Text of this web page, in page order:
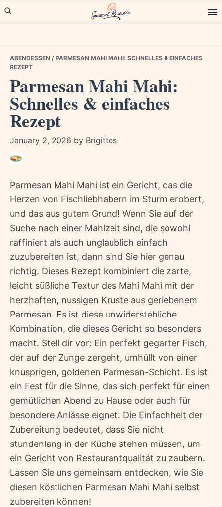
Skip
to
Skip
to
Skip
to
ABENDESSEN / PARMESAN MAHI MAHI: SCHNELLES & EINFACHES
REZEPT
Parmesan Mahi Mahi:
Schnelles & einfaches
Rezept
January 2, 2026 by Brigittes
Parmesan Mahi Mahi ist ein Gericht, das die
Herzen von Fischliebhabern im Sturm erobert,
und das aus gutem Grund! Wenn Sie auf der
Suche nach einer Mahlzeit sind, die sowohl
raffiniert als auch unglaublich einfach
zuzubereiten ist, dann sind Sie hier genau
richtig. Dieses Rezept kombiniert die zarte,
leicht süßliche Textur des Mahi Mahi mit der
herzhaften, nussigen Kruste aus geriebenem
Parmesan. Es ist diese unwiderstehliche
Kombination, die dieses Gericht so besonders
macht. Stell dir vor: Ein perfekt gegarter Fisch,
der auf der Zunge zergeht, umhüllt von einer
knusprigen, goldenen Parmesan-Schicht. Es ist
ein Fest für die Sinne, das sich perfekt für einen
gemütlichen Abend zu Hause oder auch für
besondere Anlässe eignet. Die Einfachheit der
Zubereitung bedeutet, dass Sie nicht
stundenlang in der Küche stehen müssen, um
ein Gericht von Restaurantqualität zu zaubern.
Lassen Sie uns gemeinsam entdecken, wie Sie
diesen köstlichen Parmesan Mahi Mahi selbst
zubereiten können!